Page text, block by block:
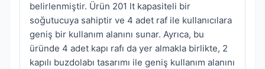
belirlenmiştir. Ürün 201 lt kapasiteli bir
soğutucuya sahiptir ve 4 adet raf ile kullanıcılara
geniş bir kullanım alanını sunar. Ayrıca, bu
üründe 4 adet kapı rafı da yer almakla birlikte, 2
kapılı buzdolabı tasarımı ile geniş kullanım alanını